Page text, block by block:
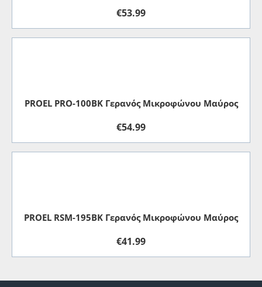
€53.99
PROEL PRO-100BK Γερανός Μικροφώνου Μαύρος
€54.99
PROEL RSM-195BK Γερανός Μικροφώνου Μαύρος
€41.99